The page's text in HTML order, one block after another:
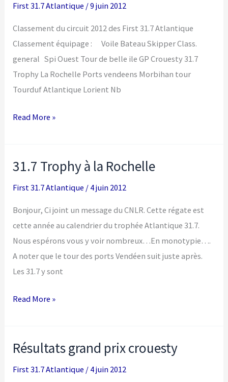
First 31.7 Atlantique /9 juin 2012
Classement du circuit 2012 des First 31.7 Atlantique
Classement équipage : Voile Bateau Skipper Class.
general Spi Ouest Tour de belle ile GP Crouesty 31.7
Trophy La Rochelle Ports vendeens Morbihan tour
Tourduf Atlantique Lorient Nb
Résultats
Read More »
31.7 Trophy à la Rochelle
First 31.7 Atlantique / 4 juin 2012
Bonjour, Ci joint un message du CNLR. Cette régate est
cette année au calendrier du trophée Atlantique 31.7.
Nous espérons vous y voir nombreux…En monotypie….
A noter que le tour des ports Vendéen suit juste après.
Les 31.7 y sont
31.7
la
Read More »
Résultats grand prix crouesty
First 31.7 Atlantique / 4 juin 2012